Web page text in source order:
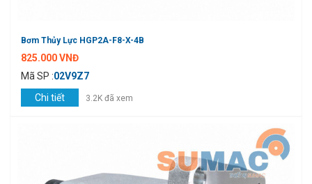
Bơm Thủy Lực HGP2A-F8-X-4B
825.000 VNĐ
Mã SP :02V9Z7
Chi tiết
3.2K đã xem